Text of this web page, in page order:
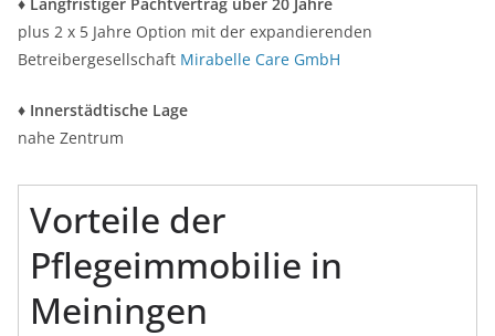
plus 2 x 5 Jahre Option mit der expandierenden
Betreibergesellschaft Mirabelle Care GmbH
♦ Innerstädtische Lage
nahe Zentrum
Vorteile der
Pflegeimmobilie in
Meiningen